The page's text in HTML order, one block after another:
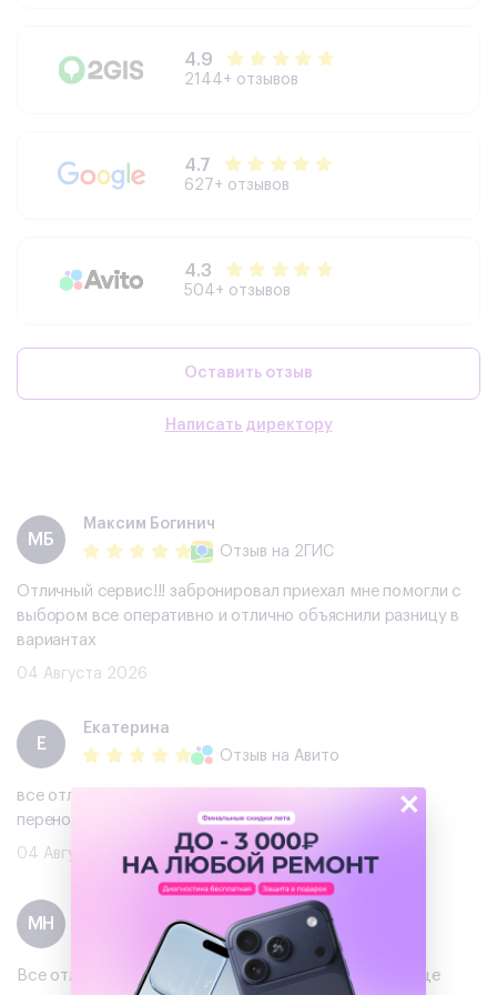
4.9
2144+ отзывов
4.7
627+ отзывов
4.3
504+ отзывов
Оставить отзыв
Написать директору
МБ
Максим Богинич
Отзыв на 2ГИС
Отличный сервис!!! забронировал приехал мне помогли с
выбором все оперативно и отлично объяснили разницу в
вариантах
04 Августа 2026
Е
Екатерина
Отзыв на Авито
все отлично)сделали скидку и подарок ,помогли с
переносом данных !рекомендую
04 Августа 2026
МН
Отзыв на Авито
Все отлично, хороший телефон, буду обращаться еще
×